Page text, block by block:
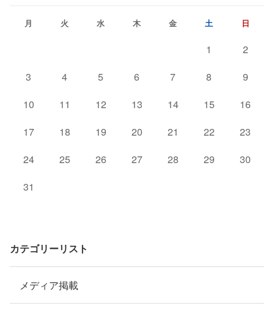
月 火 水 木 金 土 日
1
2
3
4 5 6 7 8
9
10
11 12 13 14 15
16
17
18 19 20 21 22
23
24
25 26 27 28 29
30
31
カテゴリーリスト
メディア掲載